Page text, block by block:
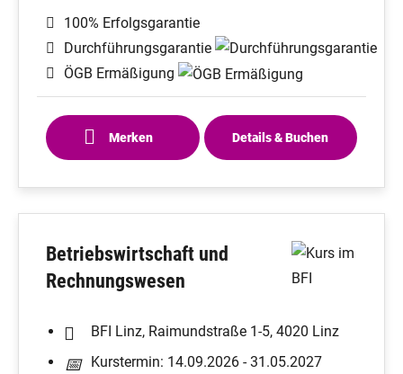
100% Erfolgsgarantie
Durchführungsgarantie
ÖGB Ermäßigung
Merken Details & Buchen
Betriebswirtschaft und
Rechnungswesen
BFI Linz, Raimundstraße 1-5, 4020 Linz
Kurstermin: 14.09.2026 - 31.05.2027